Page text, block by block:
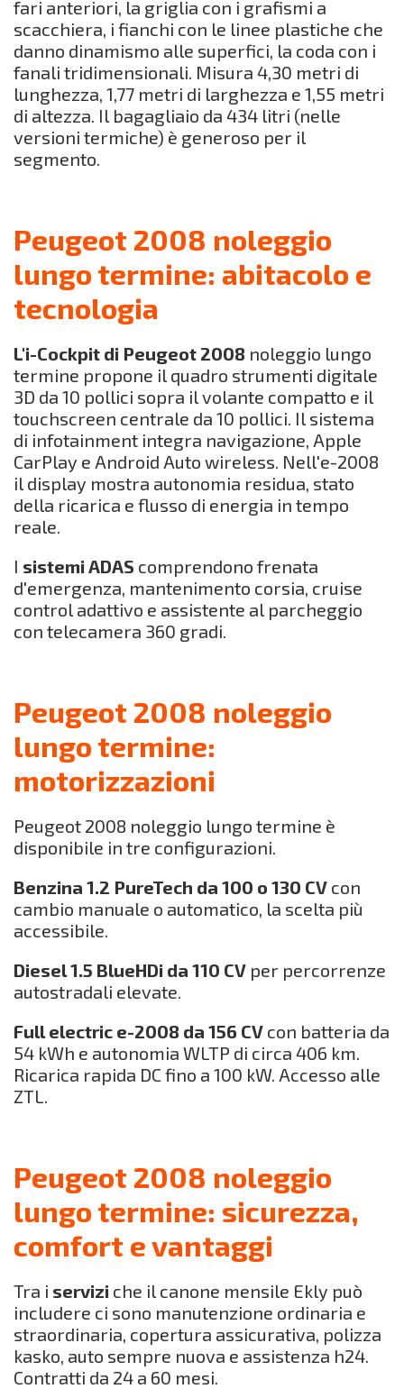
fari anteriori, la griglia con i grafismi a
scacchiera, i fianchi con le linee plastiche che
danno dinamismo alle superfici, la coda con i
fanali tridimensionali. Misura 4,30 metri di
lunghezza, 1,77 metri di larghezza e 1,55 metri
di altezza. Il bagagliaio da 434 litri (nelle
versioni termiche) è generoso per il
segmento.
Peugeot 2008 noleggio
lungo termine: abitacolo e
tecnologia
L'i-Cockpit di Peugeot 2008 noleggio lungo
termine propone il quadro strumenti digitale
3D da 10 pollici sopra il volante compatto e il
touchscreen centrale da 10 pollici. Il sistema
di infotainment integra navigazione, Apple
CarPlay e Android Auto wireless. Nell'e-2008
il display mostra autonomia residua, stato
della ricarica e flusso di energia in tempo
reale.
I sistemi ADAS comprendono frenata
d'emergenza, mantenimento corsia, cruise
control adattivo e assistente al parcheggio
con telecamera 360 gradi.
Peugeot 2008 noleggio
lungo termine:
motorizzazioni
Peugeot 2008 noleggio lungo termine è
disponibile in tre configurazioni.
Benzina 1.2 PureTech da 100 o 130 CV con
cambio manuale o automatico, la scelta più
accessibile.
Diesel 1.5 BlueHDi da 110 CV per percorrenze
autostradali elevate.
Full electric e-2008 da 156 CV con batteria da
54 kWh e autonomia WLTP di circa 406 km.
Ricarica rapida DC fino a 100 kW. Accesso alle
ZTL.
Peugeot 2008 noleggio
lungo termine: sicurezza,
comfort e vantaggi
Tra i servizi che il canone mensile Ekly può
includere ci sono manutenzione ordinaria e
straordinaria, copertura assicurativa, polizza
kasko, auto sempre nuova e assistenza h24.
Contratti da 24 a 60 mesi.